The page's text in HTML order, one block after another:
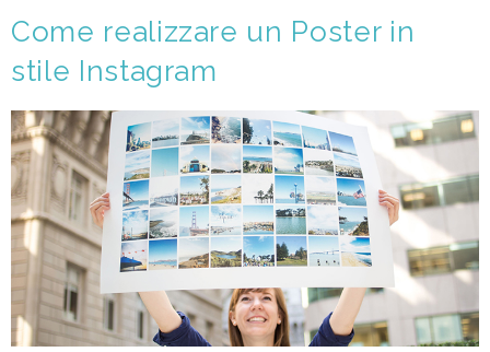
Come realizzare un Poster in
stile Instagram